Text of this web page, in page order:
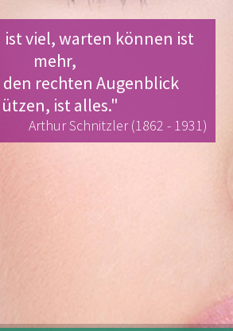
ist viel, warten können ist
mehr,
rechten Augenblick
ist alles."
Arthur Schnitzler (1862 - 1931)